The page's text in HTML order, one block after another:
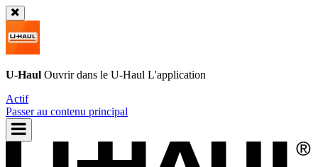
U-Haul Ouvrir dans le U-Haul L'application
Actif
Passer au contenu principal